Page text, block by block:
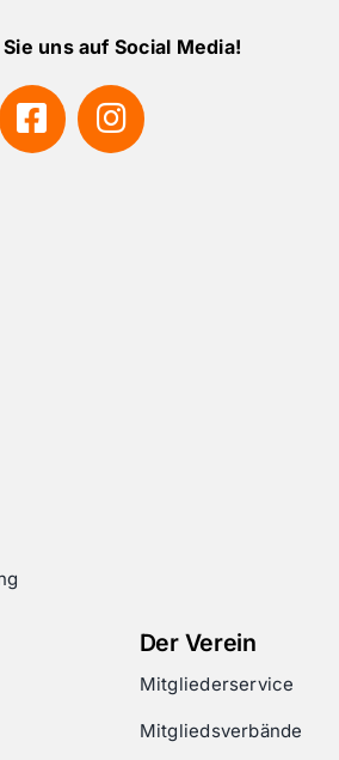
uns auf Social Media!
Der Verein
Mitgliederservice
Mitgliedsverbände